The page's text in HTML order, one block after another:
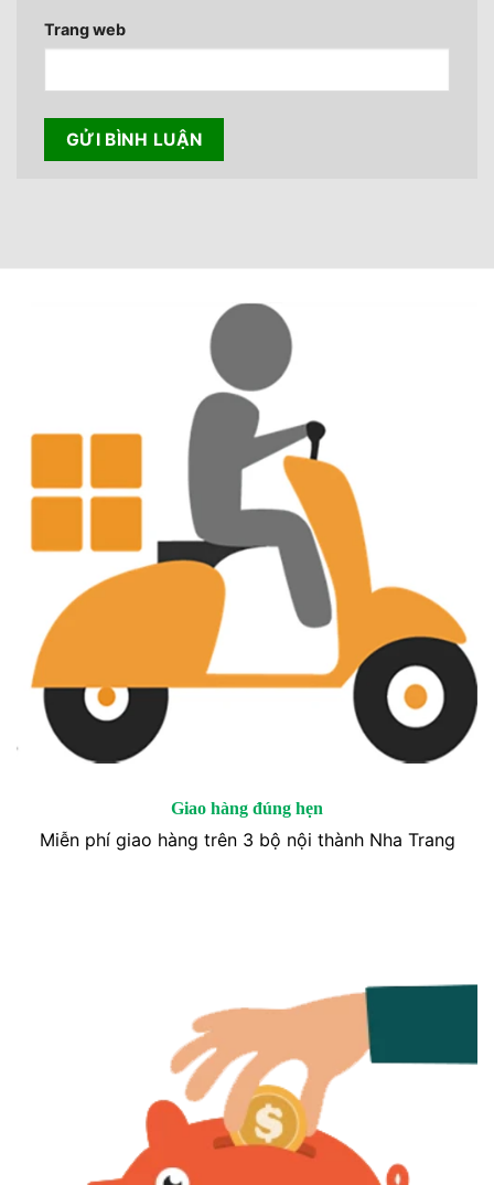
Trang web
Giao hàng đúng hẹn
Miễn phí giao hàng trên 3 bộ nội thành Nha Trang